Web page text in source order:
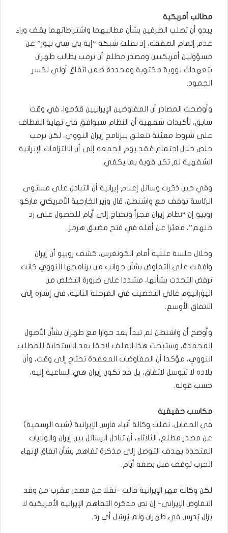
مطالب أمريكية
يبدو أن تصلب الطرفين بشأن مطالبهما واشتراطاتهما يقف وراء
عدم إتمام الصفقة، إذ نقلت شبكة “إيه بي سي نيوز” عن
مسؤولين أمريكيين ومصدر مطلع أن ترمب يطالب طهران
بتعهدات نووية مكتوبة ومحددة ضمن اتفاق أولي لكسر
الجمود.
وأوضحت المصادر أن المفاوضين الإيرانيين قدّموا، في وقت
سابق، تأكيدات شفهية أن النظام سيوافق في نهاية المطاف
على شروط معيَّنة تتعلق ببرنامج إيران النووي، لكن ترمب
خلص خلال اجتماع عُقد يوم الجمعة إلى أن الالتزامات الإيرانية
الشفهية لم تكن قوية بما يكفي.
وفي حين ذكرت وسائل إعلام إيرانية أن التبادل على مستوى
الرئاسة توقف مع واشنطن، قال وزير الخارجية الأمريكي ماركو
روبيو إن “نظام إيران مجزأ ونحتاج إلى أيام للحصول على رد
منهم”، معبّرا عن أمله في فتح مضيق هرمز.
وخلال جلسة علنية أمام الكونغرس، كشف روبيو أن إيران
وافقت على التفاوض بشأن جوانب من برنامجها النووي كانت
ترفض التحدث بشأنها، مشددا على ضرورة التخلص من
اليورانيوم عالي التخصيب في المرحلة الثانية، في إشارة إلى
الاتفاق الأوسع.
وأوضح أن واشنطن لم تبدأ بعد حوارا مع طهران بشأن الأصول
المجمدة، وستبحث هذا الملف لاحقا بعد الاستجابة للمطلب
النووي، مؤكدا أن المفاوضات المعقدة تحتاج إلى وقت، وأن
بلاده لا تتوسل لاتفاق، بل قد تكون إيران هي الساعية إليه،
حسب قوله.
مكاسب حقيقية
في المقابل، نقلت وكالة أنباء فارس الإيرانية (شبه ‌الرسمية)
عن مصدر مطلع، الثلاثاء، أن تبادل ⁠الرسائل بين إيران والولايات
المتحدة بهدف التوصل إلى مذكرة تفاهم بشأن اتفاق لإنهاء
الحرب توقف ‌قبل ⁠بضعة أيام.
لكن وكالة مهر الإيرانية قالت -نقلا عن مصدر مقرب من وفد
التفاوض الإيراني- إن نص مذكرة التفاهم الإيرانية الأمريكية لا
يزال يُدرس في طهران ولم يُرسَل أي رد.